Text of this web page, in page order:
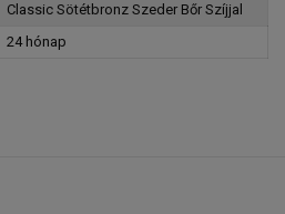
Classic Sötétbronz Szeder Bőr Szíjjal
24 hónap